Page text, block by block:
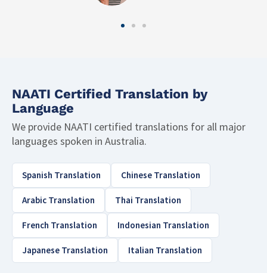
NAATI Certified Translation by
Language
We provide NAATI certified translations for all major
languages spoken in Australia.
Spanish Translation Chinese Translation
Arabic Translation Thai Translation
French Translation Indonesian Translation
Japanese Translation Italian Translation